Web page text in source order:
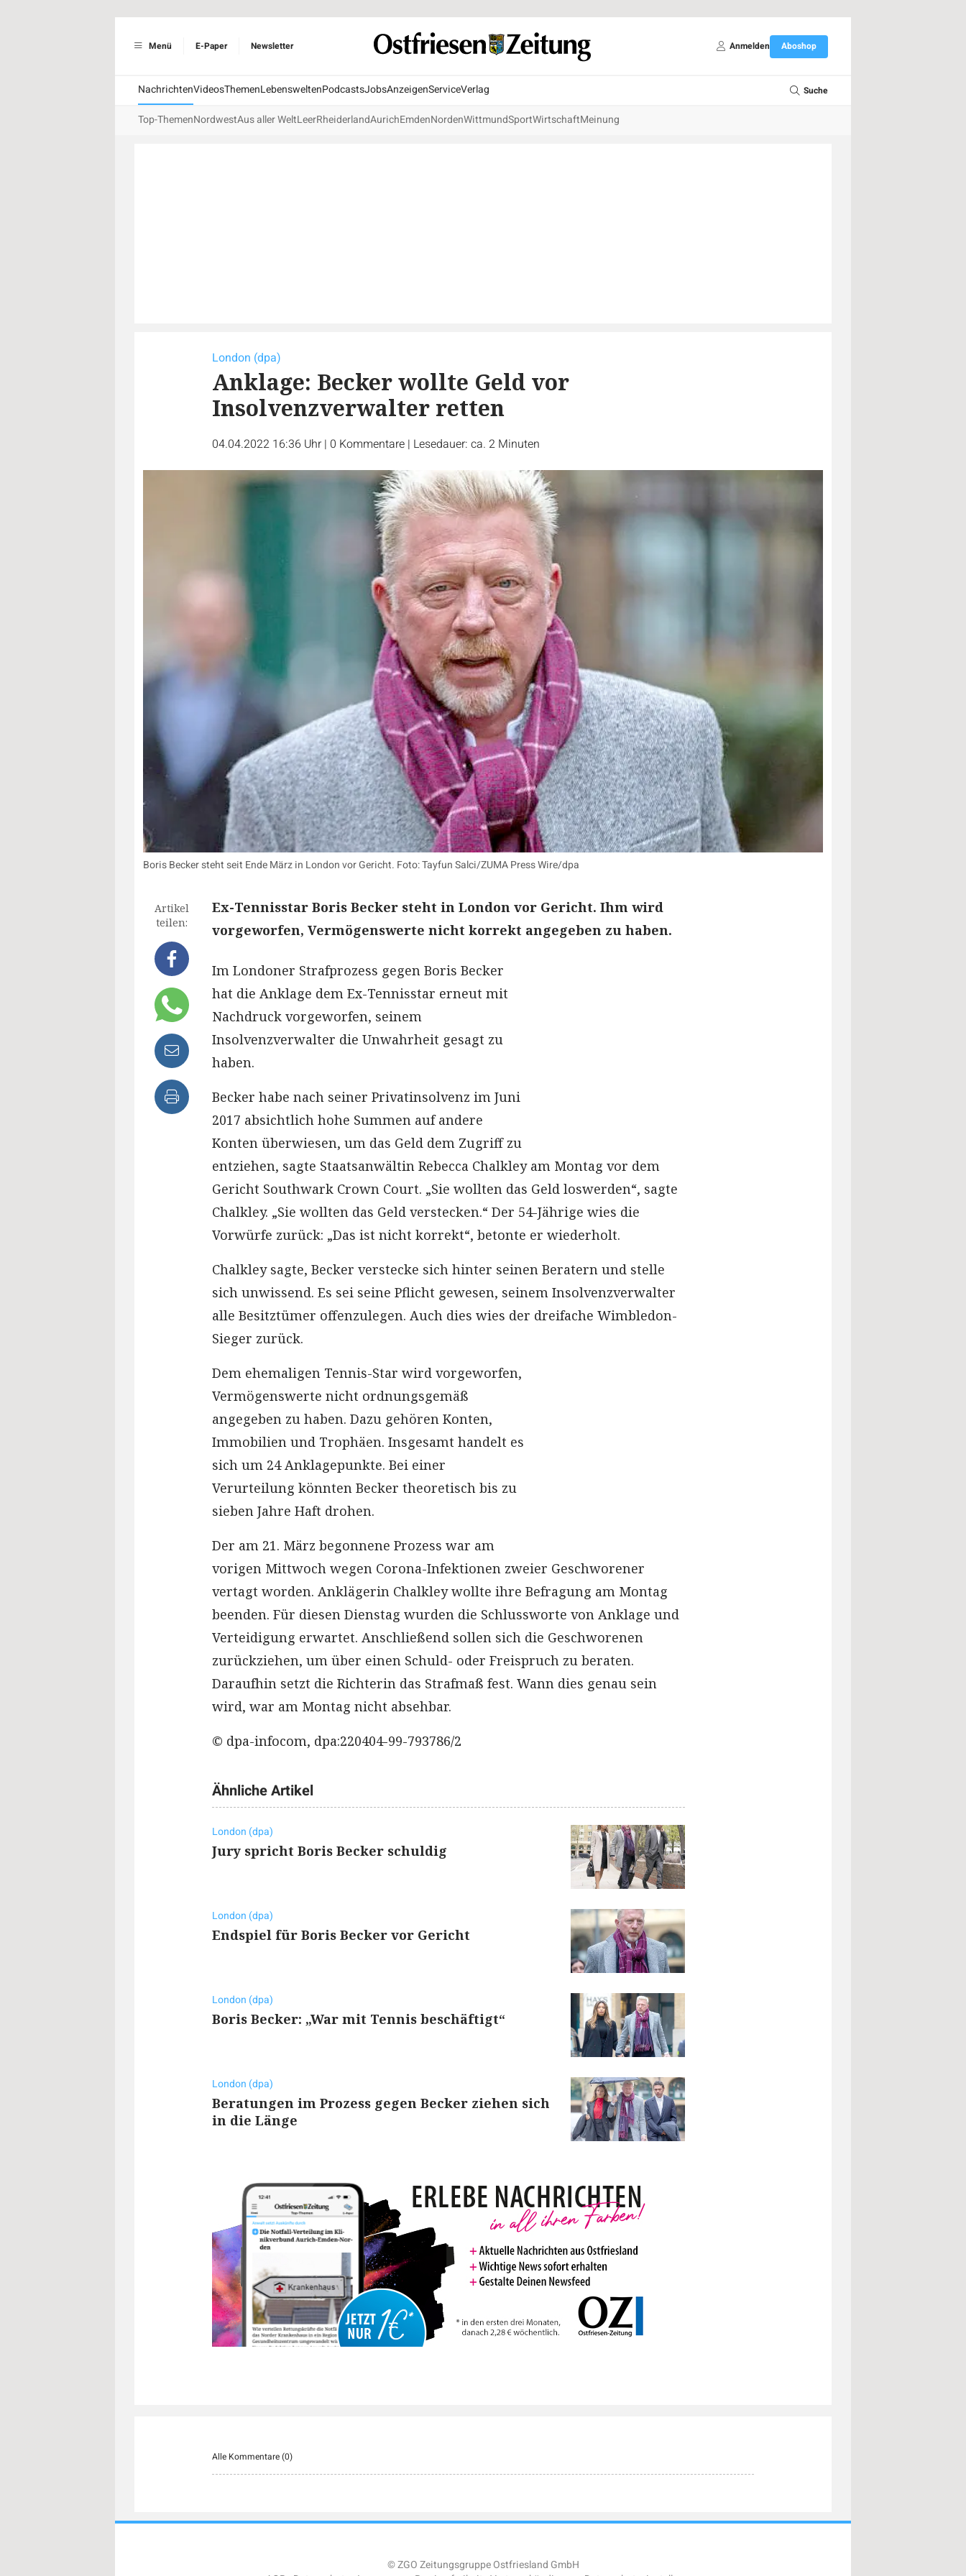
Menü E-Paper Newsletter Anmelden Aboshop
NachrichtenVideosThemenLebensweltenPodcastsJobsAnzeigenServiceVerlag Suche
Top-ThemenNordwestAus aller WeltLeerRheiderlandAurichEmdenNordenWittmundSportWirtschaftMeinung
London (dpa)
Anklage: Becker wollte Geld vor
Insolvenzverwalter retten
04.04.2022 16:36 Uhr | 0 Kommentare | Lesedauer: ca. 2 Minuten
Boris Becker steht seit Ende März in London vor Gericht. Foto: Tayfun Salci/ZUMA Press Wire/dpa
Artikel
teilen:
Ex-Tennisstar Boris Becker steht in London vor Gericht. Ihm wird
vorgeworfen, Vermögenswerte nicht korrekt angegeben zu haben.
Im Londoner Strafprozess gegen Boris Becker
hat die Anklage dem Ex-Tennisstar erneut mit
Nachdruck vorgeworfen, seinem
Insolvenzverwalter die Unwahrheit gesagt zu
haben.
Becker habe nach seiner Privatinsolvenz im Juni
2017 absichtlich hohe Summen auf andere
Konten überwiesen, um das Geld dem Zugriff zu
entziehen, sagte Staatsanwältin Rebecca Chalkley am Montag vor dem
Gericht Southwark Crown Court. „Sie wollten das Geld loswerden“, sagte
Chalkley. „Sie wollten das Geld verstecken.“ Der 54-Jährige wies die
Vorwürfe zurück: „Das ist nicht korrekt“, betonte er wiederholt.
Chalkley sagte, Becker verstecke sich hinter seinen Beratern und stelle
sich unwissend. Es sei seine Pflicht gewesen, seinem Insolvenzverwalter
alle Besitztümer offenzulegen. Auch dies wies der dreifache Wimbledon-
Sieger zurück.
Dem ehemaligen Tennis-Star wird vorgeworfen,
Vermögenswerte nicht ordnungsgemäß
angegeben zu haben. Dazu gehören Konten,
Immobilien und Trophäen. Insgesamt handelt es
sich um 24 Anklagepunkte. Bei einer
Verurteilung könnten Becker theoretisch bis zu
sieben Jahre Haft drohen.
Der am 21. März begonnene Prozess war am
vorigen Mittwoch wegen Corona-Infektionen zweier Geschworener
vertagt worden. Anklägerin Chalkley wollte ihre Befragung am Montag
beenden. Für diesen Dienstag wurden die Schlussworte von Anklage und
Verteidigung erwartet. Anschließend sollen sich die Geschworenen
zurückziehen, um über einen Schuld- oder Freispruch zu beraten.
Daraufhin setzt die Richterin das Strafmaß fest. Wann dies genau sein
wird, war am Montag nicht absehbar.
© dpa-infocom, dpa:220404-99-793786/2
Ähnliche Artikel
London (dpa)
Jury spricht Boris Becker schuldig
London (dpa)
Endspiel für Boris Becker vor Gericht
London (dpa)
Boris Becker: „War mit Tennis beschäftigt“
London (dpa)
Beratungen im Prozess gegen Becker ziehen sich
in die Länge
Alle Kommentare (0)
© ZGO Zeitungsgruppe Ostfriesland GmbH